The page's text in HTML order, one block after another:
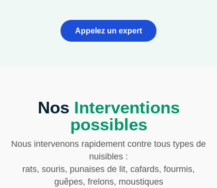
Appelez un expert
Nos Interventions
possibles
Nous intervenons rapidement contre tous types de
nuisibles :
rats, souris, punaises de lit, cafards, fourmis,
guêpes, frelons, moustiques